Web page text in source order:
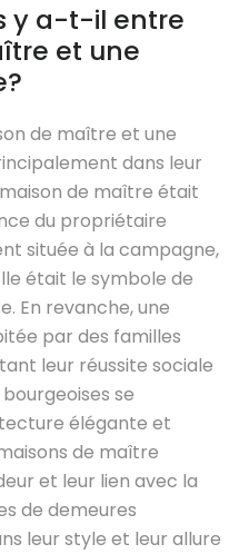
y a-t-il entre
et une
de maître et une
dans leur
de maître était
du propriétaire
située à la campagne,
était le symbole de
En revanche, une
par des familles
leur réussite sociale
se
élégante et
de maître
et leur lien avec la
de demeures
leur style et leur allure